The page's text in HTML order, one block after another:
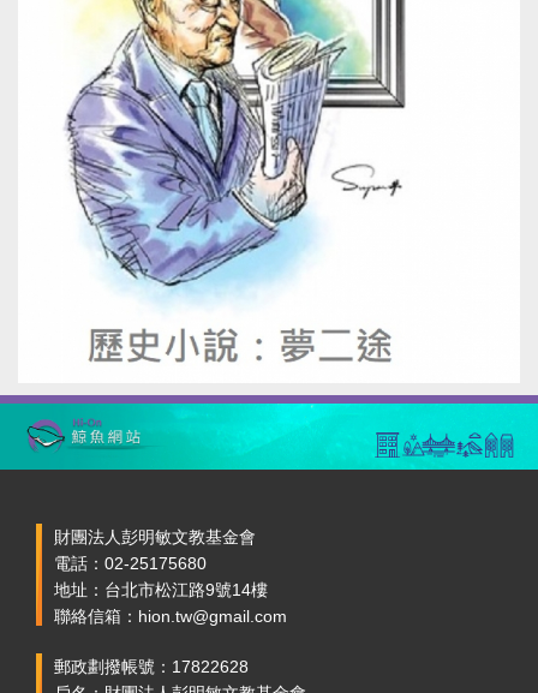
財團法人彭明敏文教基金會
電話：02-25175680
地址：台北市松江路9號14樓
聯絡信箱：hion.tw@gmail.com
郵政劃撥帳號：17822628